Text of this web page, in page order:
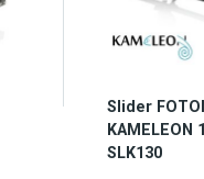
Slider
KAMELEON
SLK130